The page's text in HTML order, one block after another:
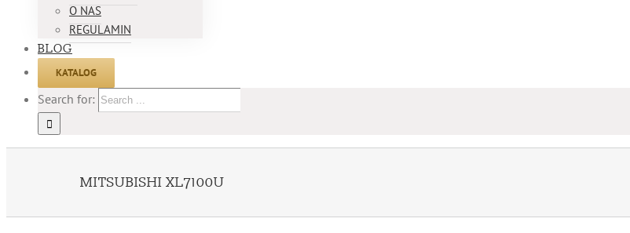
O NAS
REGULAMIN
BLOG
KATALOG
Search for:
MITSUBISHI XL7100U